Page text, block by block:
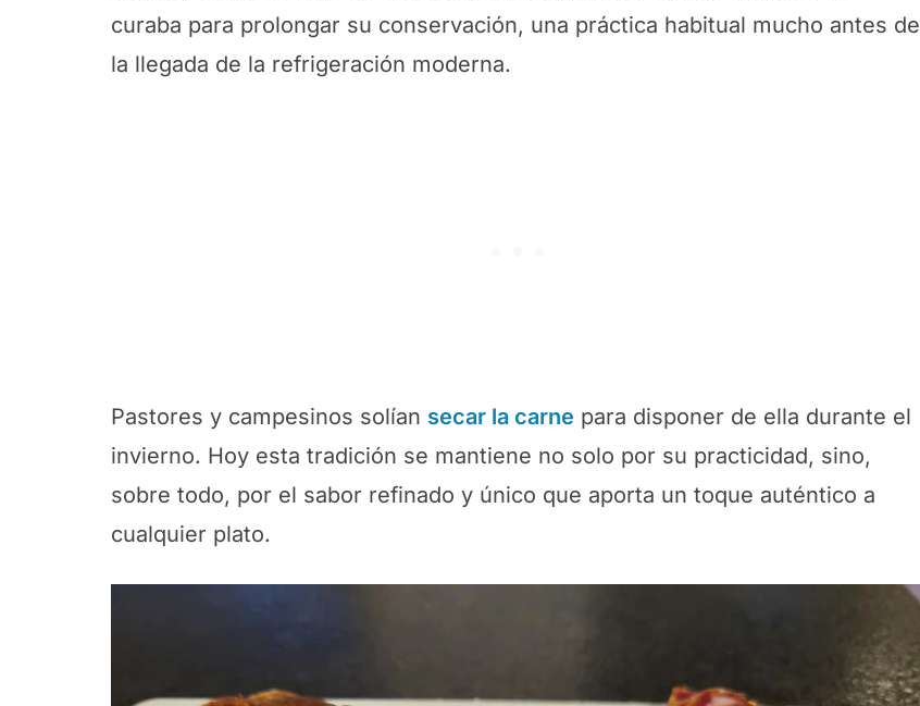
curaba para prolongar su conservación, una práctica habitual mucho antes de
la llegada de la refrigeración moderna.
Pastores y campesinos solían secar la carne para disponer de ella durante el
invierno. Hoy esta tradición se mantiene no solo por su practicidad, sino,
sobre todo, por el sabor refinado y único que aporta un toque auténtico a
cualquier plato.